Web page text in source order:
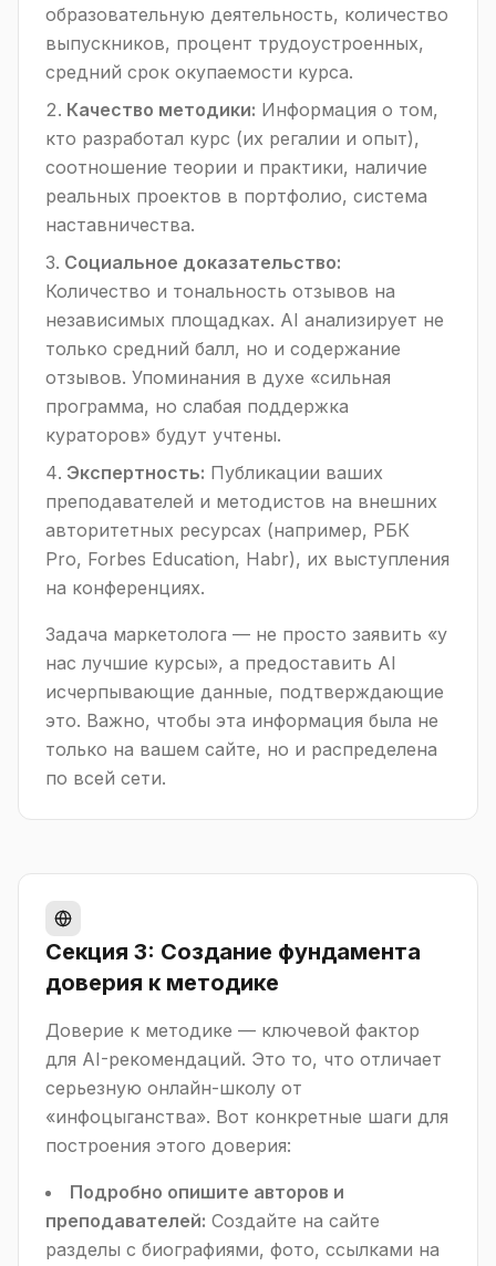
образовательную деятельность, количество
выпускников, процент трудоустроенных,
средний срок окупаемости курса.
Качество методики: Информация о том,
кто разработал курс (их регалии и опыт),
соотношение теории и практики, наличие
реальных проектов в портфолио, система
наставничества.
Социальное доказательство:
Количество и тональность отзывов на
независимых площадках. AI анализирует не
только средний балл, но и содержание
отзывов. Упоминания в духе «сильная
программа, но слабая поддержка
кураторов» будут учтены.
Экспертность: Публикации ваших
преподавателей и методистов на внешних
авторитетных ресурсах (например, РБК
Pro, Forbes Education, Habr), их выступления
на конференциях.
Задача маркетолога — не просто заявить «у
нас лучшие курсы», а предоставить AI
исчерпывающие данные, подтверждающие
это. Важно, чтобы эта информация была не
только на вашем сайте, но и распределена
по всей сети.
Секция 3: Создание фундамента
доверия к методике
Доверие к методике — ключевой фактор
для AI-рекомендаций. Это то, что отличает
серьезную онлайн-школу от
«инфоцыганства». Вот конкретные шаги для
построения этого доверия:
Подробно опишите авторов и
преподавателей: Создайте на сайте
разделы с биографиями, фото, ссылками на